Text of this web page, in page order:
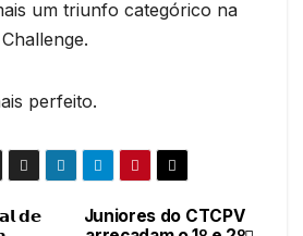
um triunfo categórico na
perfeito.
Juniores do CTCPV
𝗱𝗲